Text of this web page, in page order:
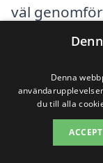
väl
bara kan
även ge dig
Få 3
Denna
du till alla